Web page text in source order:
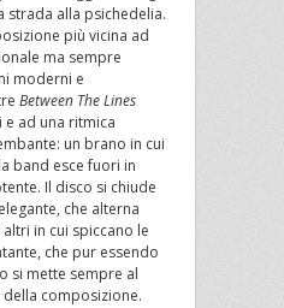
strada alla psichedelia.
più vicina ad
ma sempre
moderni e
Between The Lines
ad una ritmica
un brano in cui
band esce fuori in
Il disco si chiude
che alterna
in cui spiccano le
che pur essendo
si mette sempre al
composizione.